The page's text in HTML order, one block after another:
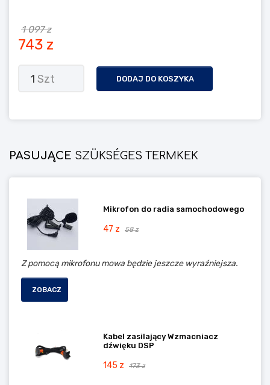
1 097 z
743 z
1 Szt DODAJ DO KOSZYKA
PASUJĄCE SZÜKSÉGES TERMKEK
Mikrofon do radia samochodowego
47 z 58 z
Z pomocą mikrofonu mowa będzie jeszcze wyraźniejsza.
ZOBACZ
Kabel zasilający Wzmacniacz
dźwięku DSP
145 z 173 z